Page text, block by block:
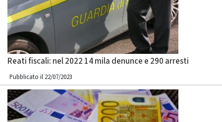
Reati fiscali: nel 2022 14 mila denunce e 290 arresti
Pubblicato il 22/07/2023